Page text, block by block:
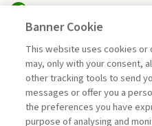
UNA
NATURE
di Sylvie
Banner Cookie
This website uses cookies or
may, only with your consent,
other tracking tools to send
messages or offer you a
the preferences you have
purpose of analysing and